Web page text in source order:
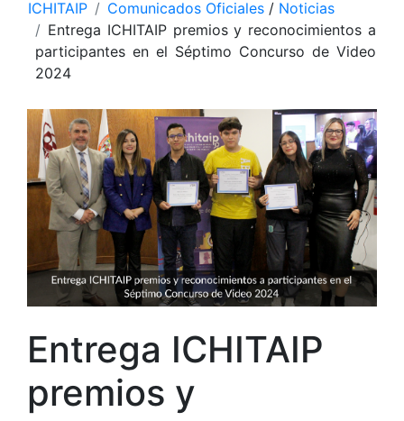
ICHITAIP Comunicados Oficiales / Noticias
Entrega ICHITAIP premios y reconocimientos a
participantes en el Séptimo Concurso de Video
2024
Entrega ICHITAIP
premios y